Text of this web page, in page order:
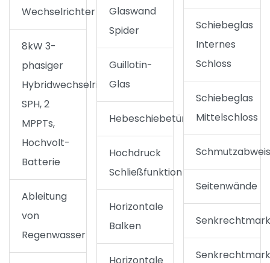
Wechselrichter
8kW 3-
phasiger
Hybridwechselrichter
SPH, 2
MPPTs,
Hochvolt-
Batterie
Ableitung
von
Regenwasser
Glaswand
Spider
Guillotin-
Glas
Hebeschiebetür
Hochdruck
Schließfunktion
Horizontale
Balken
Schiebeglas
Internes
Schloss
Schiebeglas
Mittelschloss
Seitenwände